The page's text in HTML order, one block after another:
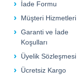
İade Formu
Müşteri Hizmetleri
Garanti ve İade
Koşulları
Üyelik Sözleşmesi
Ücretsiz Kargo